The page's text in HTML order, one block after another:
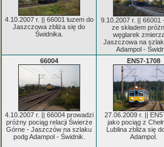
4.10.2007 r. || 66001 luzem do
Jaszczowa zbliża się do
Świdnika.
9.10.2007 r. || 66001
ze składem
węglarek
Jaszczowa na
Adampol -
66004
4.10.2007 r. || 66004 prowadzi
próżny pociąg relacji Świerże
Górne - Jaszczów na szlaku
podg Adampol - Świdnik.
EN57-1708
27.06.2009 r. ||
jako pociąg z
Lublina zbliża się
Adampol.